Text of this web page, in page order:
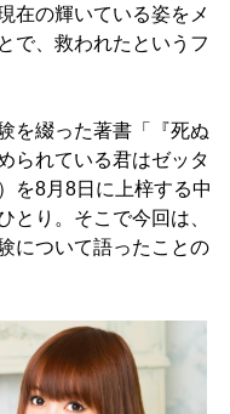
在の輝いている姿をメ
で、救われたというフ
を綴った著書「『死ぬ
られている君はゼッタ
を8月8日に上梓する中
とり。そこで今回は、
について語ったことの